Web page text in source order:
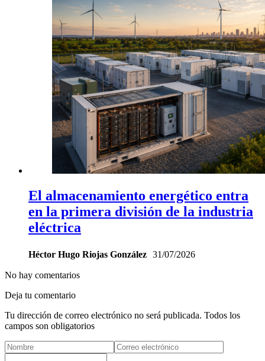
El almacenamiento energético entra
en la primera división de la industria
eléctrica
Héctor Hugo Riojas González 31/07/2026
No hay comentarios
Deja tu comentario
Tu dirección de correo electrónico no será publicada. Todos los
campos son obligatorios